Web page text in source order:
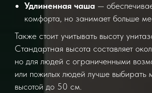
Удлиненная чаша —
комфорта, но занимает больше
Также стоит учитывать высоту
Стандартная высота составляет
но для людей с ограниченными
или пожилых людей лучше выбирать
высотой до 50 см.